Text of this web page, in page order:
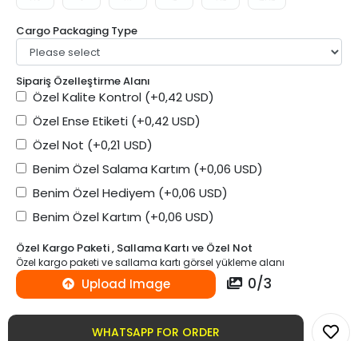
Cargo Packaging Type
Sipariş Özelleştirme Alanı
Özel Kalite Kontrol (+0,42 USD)
Özel Ense Etiketi (+0,42 USD)
Özel Not (+0,21 USD)
Benim Özel Salama Kartım (+0,06 USD)
Benim Özel Hediyem (+0,06 USD)
Benim Özel Kartım (+0,06 USD)
Özel Kargo Paketi , Sallama Kartı ve Özel Not
Özel kargo paketi ve sallama kartı görsel yükleme alanı
Upload Image 0/3
WHATSAPP FOR ORDER